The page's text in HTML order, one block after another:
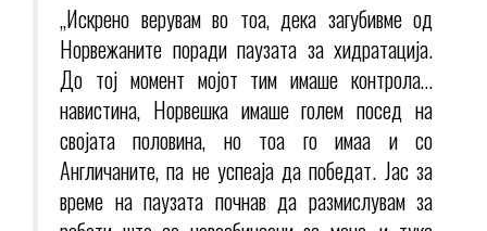
„Искрено верувам во тоа, дека загубивме од
Норвежаните поради паузата за хидратација.
До тој момент мојот тим имаше контрола…
навистина, Норвешка имаше голем посед на
својата половина, но тоа го имаа и со
Англичаните, па не успеаја да победат. Јас за
време на паузата почнав да размислувам за